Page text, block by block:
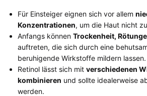
Für Einsteiger eignen sich vor allem
Konzentrationen, um die Haut nicht
Anfangs können Trockenheit,
auftreten, die sich durch eine
beruhigende Wirkstoffe mildern lassen.
Retinol lässt sich mit verschiedenen
kombinieren und sollte idealerweise
werden.